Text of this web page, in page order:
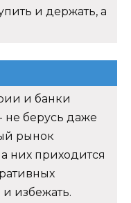
и держать, а
и банки
не берусь даже
рынок
них приходится
избежать.